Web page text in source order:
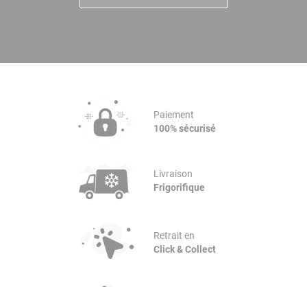
Paiement
100% sécurisé
Livraison
Frigorifique
Retrait en
Click & Collect